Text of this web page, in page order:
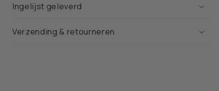
Ingelijst geleverd
Verzending & retourneren